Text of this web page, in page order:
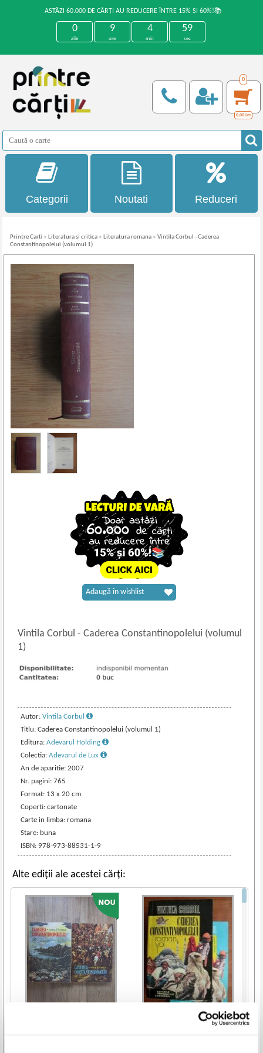
ASTĂZI 60.000 DE CĂRȚI AU REDUCERE ÎNTRE 15% ȘI 60%!📚
0
zile
9
ore
4
min
59
sec
0
0,00 Lei
Categorii Noutati Reduceri
Printre Carti » Literatura si critica » Literatura romana »Vintila Corbul - Caderea
Constantinopolelui (volumul 1)
Vintila Corbul- Caderea Constantinopolelui (volumul
1)
Autor:Vintila Corbul
Titlu: Caderea Constantinopolelui (volumul 1)
Editura:Adevarul Holding
Colectia:Adevarul de Lux
An de aparitie: 2007
Nr. pagini: 765
Format: 13 x 20 cm
Coperti: cartonate
Carte in limba: romana
Stare: buna
ISBN: 978-973-88531-1-9
Adaugă în wishlist
Alte ediții ale acestei cărți:
Vintila Corbul - Caderea